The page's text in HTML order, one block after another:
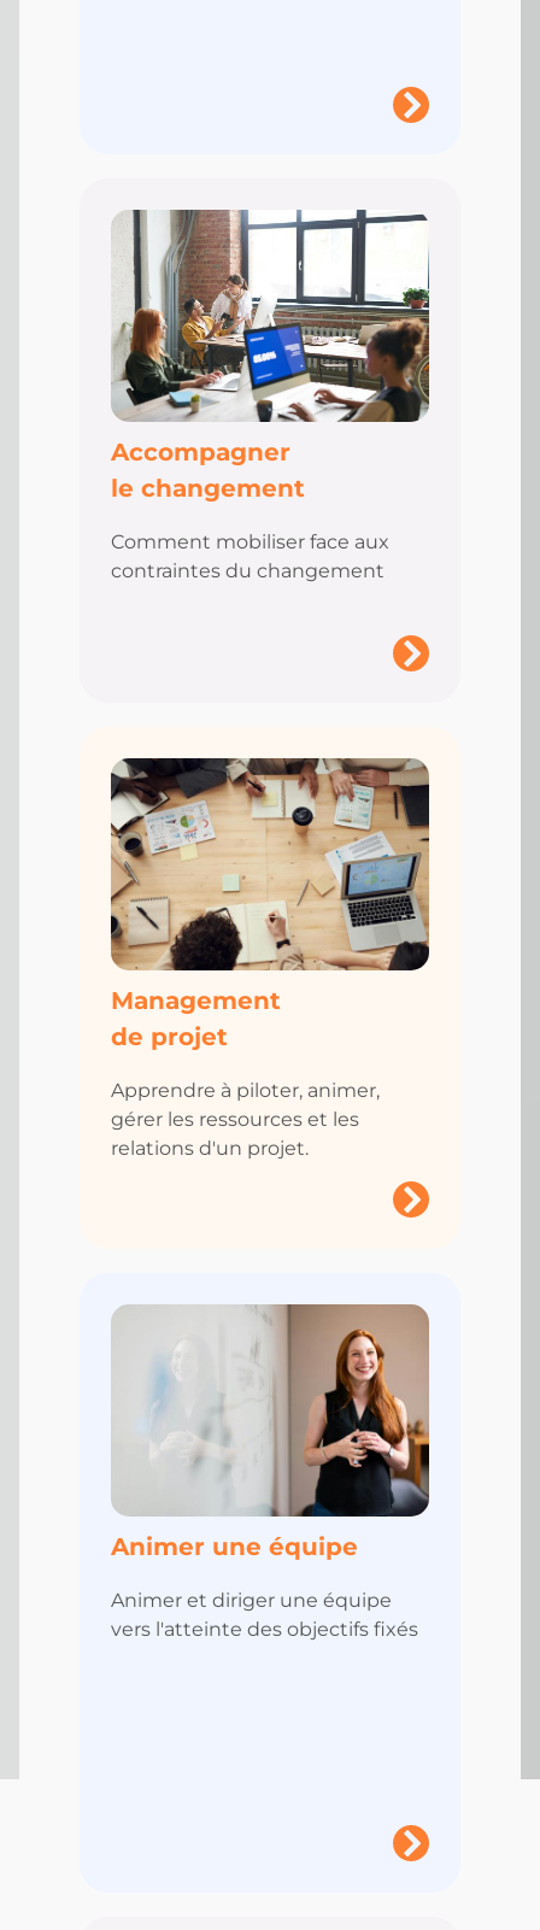
Accompagner
le changement
Comment mobiliser face aux
contraintes du changement
Management
de projet
Apprendre à piloter, animer,
gérer les ressources et les
relations d'un projet.
Animer une équipe
Animer et diriger une équipe
vers l'atteinte des objectifs fixés